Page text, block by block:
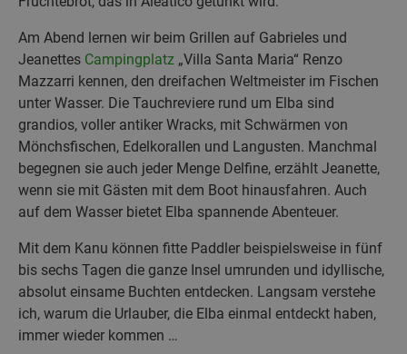
Am Abend lernen wir beim Grillen auf Gabrieles und
Jeanettes Campingplatz „Villa Santa Maria“ Renzo
Mazzarri kennen, den dreifachen Weltmeister im Fischen
unter Wasser. Die Tauchreviere rund um Elba sind
grandios, voller antiker Wracks, mit Schwärmen von
Mönchsfischen, Edelkorallen und Langusten. Manchmal
begegnen sie auch jeder Menge Delfine, erzählt Jeanette,
wenn sie mit Gästen mit dem Boot hinausfahren. Auch
auf dem Wasser bietet Elba spannende Abenteuer.
Mit dem Kanu können fitte Paddler beispielsweise in fünf
bis sechs Tagen die ganze Insel umrunden und idyllische,
absolut einsame Buchten entdecken. Langsam verstehe
ich, warum die Urlauber, die Elba einmal entdeckt haben,
immer wieder kommen …